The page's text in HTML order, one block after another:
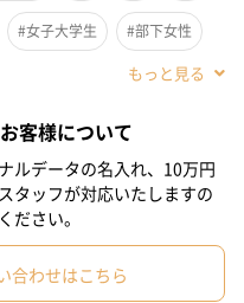
#女子大学生 #部下女性
#親戚男性
達 #男友達
女 #祖母 #祖父
#同僚男性
#40代 #50代
客様について
ルデータの名入れ、10万円
タッフが対応いたしますの
ださい。
合わせはこちら